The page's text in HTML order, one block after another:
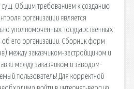
сущ. Общим требованием к созданию
организации является
уполномоченных государственных
его организации. Сборник форм
между заказчиком-застройщиком и
между заказчиком и заводом-
пользователь! Для корректной